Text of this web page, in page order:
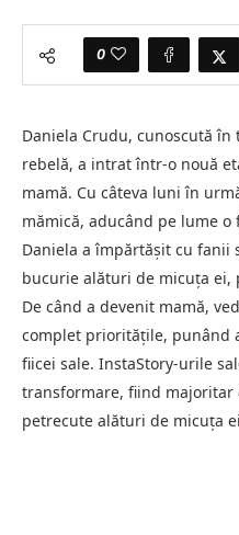
0
Daniela Crudu, cunoscută
rebelă, a intrat într-o nouă
mamă. Cu câteva luni în
mămică, aducând pe lume o
Daniela a împărtășit cu fanii
bucurie alături de micuța ei,
De când a devenit mamă,
complet prioritățile, punând
fiicei sale. InstaStory-urile
transformare, fiind majoritar
petrecute alături de micuța